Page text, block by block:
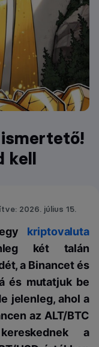
kell
2026. július 15.
kriptovaluta
két talán
a Binancet és
és mutatjuk be
jelenleg, ahol a
az ALT/BTC
a